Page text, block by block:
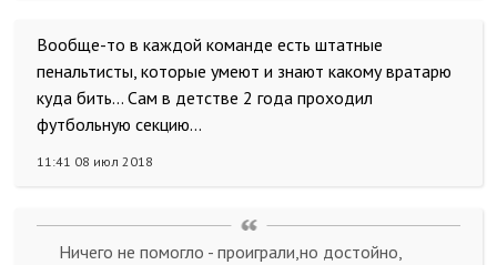
Вообще-то в каждой команде есть штатные
пенальтисты, которые умеют и знают какому вратарю
куда бить... Сам в детстве 2 года проходил
футбольную секцию...
11:41 08 июл 2018
Ничего не помогло - проиграли,но достойно,